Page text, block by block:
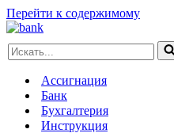
Перейти к содержимому
Искать...
Ассигнация
Банк
Бухгалтерия
Инструкция